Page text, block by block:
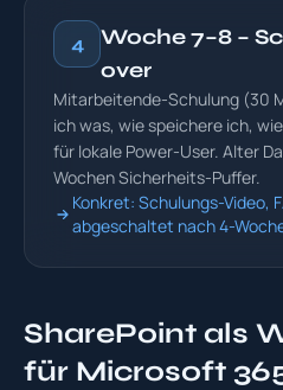
4
Woche 7–8 –
over
Mitarbeitende-Schulung (30
ich was, wie speichere ich,
für lokale Power-User. Alter
Wochen Sicherheits-Puffer.
Konkret: Schulungs-Video,
abgeschaltet nach 4-
SharePoint als
für Microsoft